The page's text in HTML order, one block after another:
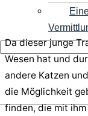
Da dieser junge
Wesen hat und
andere Katzen
die Möglichkeit
finden, die mit